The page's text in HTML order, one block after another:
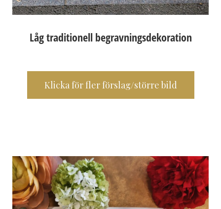
Låg traditionell begravningsdekoration
Klicka för fler förslag/större bild